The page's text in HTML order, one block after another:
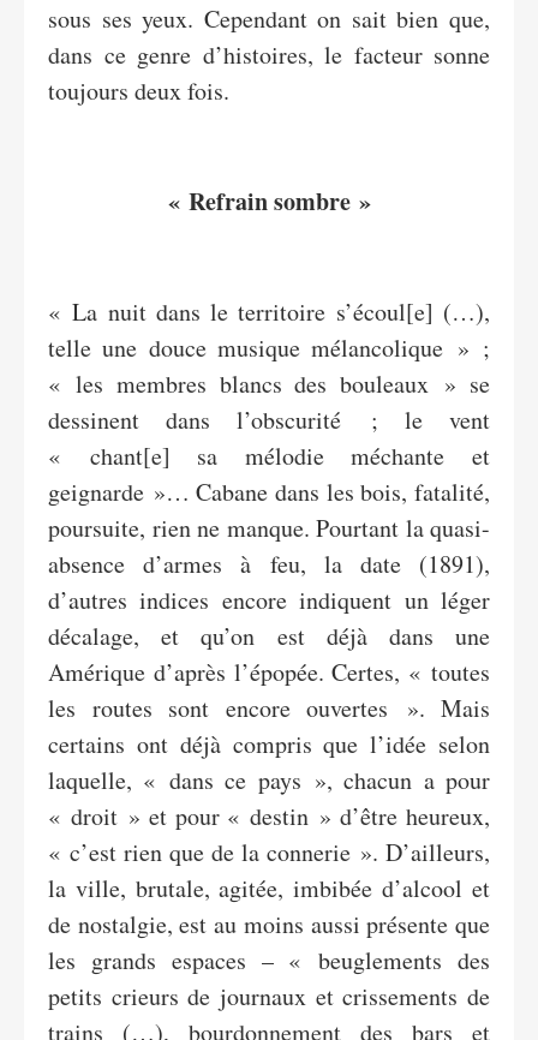
sous ses yeux. Cependant on sait bien que,
dans ce genre d’histoires, le facteur sonne
toujours deux fois.
« Refrain sombre »
« La nuit dans le territoire s’écoul[e] (…),
telle une douce musique mélancolique » ;
« les membres blancs des bouleaux » se
dessinent dans l’obscurité ; le vent
« chant[e] sa mélodie méchante et
geignarde »… Cabane dans les bois, fatalité,
poursuite, rien ne manque. Pourtant la quasi-
absence d’armes à feu, la date (1891),
d’autres indices encore indiquent un léger
décalage, et qu’on est déjà dans une
Amérique d’après l’épopée. Certes, « toutes
les routes sont encore ouvertes ». Mais
certains ont déjà compris que l’idée selon
laquelle, « dans ce pays », chacun a pour
« droit » et pour « destin » d’être heureux,
« c’est rien que de la connerie ». D’ailleurs,
la ville, brutale, agitée, imbibée d’alcool et
de nostalgie, est au moins aussi présente que
les grands espaces – « beuglements des
petits crieurs de journaux et crissements de
trains (…), bourdonnement des bars et